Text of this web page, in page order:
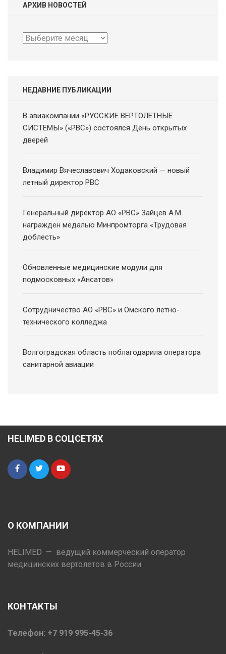
АРХИВ НОВОСТЕЙ
Архив
НЕДАВНИЕ ПУБЛИКАЦИИ
В авиакомпании «РУССКИЕ ВЕРТОЛЕТНЫЕ
СИСТЕМЫ» («РВС») состоялся День открытых
дверей
Владимир Вячеславович Ходаковский — новый
летный директор РВС
Генеральный директор АО «РВС» Зайцев А.М.
награжден медалью Минпромторга «Трудовая
доблесть»
Обновленные медицинские модули для
подмосковных «Ансатов»
Сотрудничество АО «РВС» и Омского летно-
технического колледжа
Волгоградская область поблагодарила оператора
санитарной авиации
HELIMED В СОЦСЕТЯХ
О КОМПАНИИ
HELIMED — ведущий коммерческий оператор
медицинских вертолетов в России.
КОНТАКТЫ
Телефон: +7 919 995-45-36